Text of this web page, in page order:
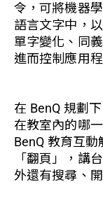
令，可將機器
語言文字中，
單字變化、同
進而控制應用
在 BenQ 規劃
在教室內的哪
BenQ 教育互
「翻頁」，講
外還有搜尋、